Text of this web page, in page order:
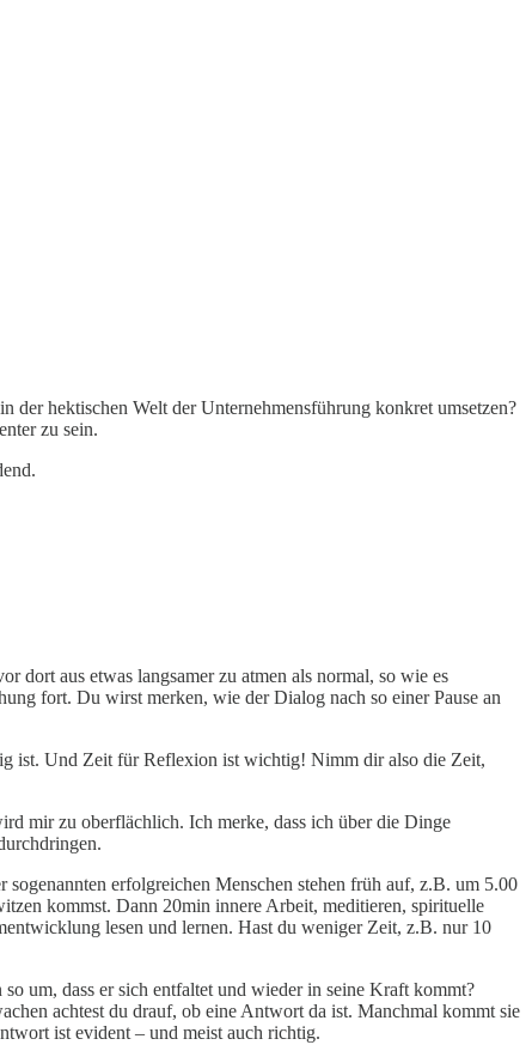
der hektischen Welt der Unternehmensführung konkret umsetzen?
zu sein.
dort aus etwas langsamer zu atmen als normal, so wie es
fort. Du wirst merken, wie der Dialog nach so einer Pause an
ist. Und Zeit für Reflexion ist wichtig! Nimm dir also die Zeit,
mir zu oberflächlich. Ich merke, dass ich über die Dinge
erfolgreichen Menschen stehen früh auf, z.B. um 5.00
kommst. Dann 20min innere Arbeit, meditieren, spirituelle
lesen und lernen. Hast du weniger Zeit, z.B. nur 10
um, dass er sich entfaltet und wieder in seine Kraft kommt?
achtest du drauf, ob eine Antwort da ist. Manchmal kommt sie
ist evident – und meist auch richtig.